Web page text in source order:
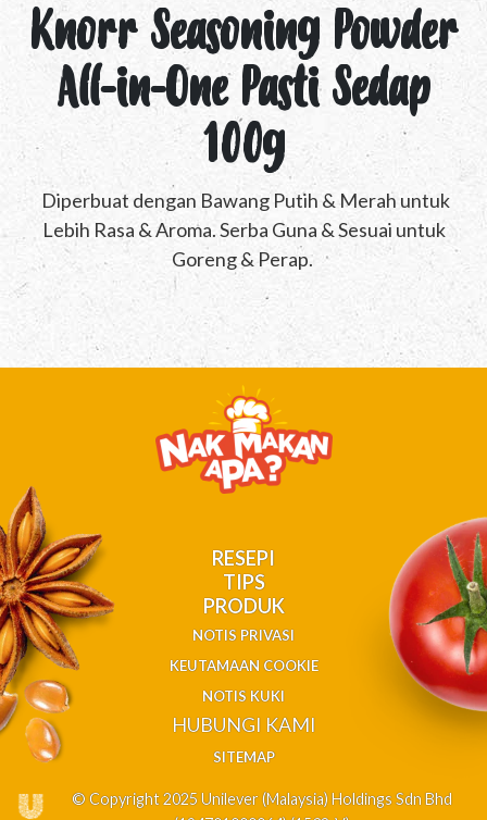
Knorr Seasoning Powder
All-in-One Pasti Sedap
100g
Diperbuat dengan Bawang Putih & Merah untuk
Lebih Rasa & Aroma. Serba Guna & Sesuai untuk
Goreng & Perap.
RESEPI
TIPS
PRODUK
NOTIS PRIVASI
KEUTAMAAN COOKIE
NOTIS KUKI
HUBUNGI KAMI
SITEMAP
© Copyright 2025 Unilever (Malaysia) Holdings Sdn Bhd